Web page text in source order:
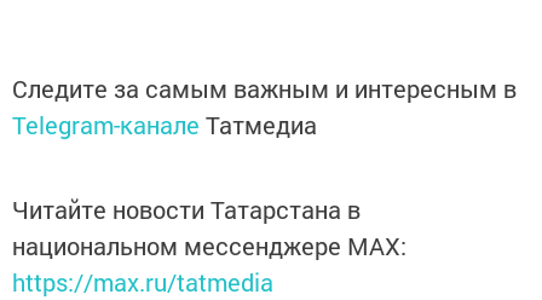
Следите за самым важным и интересным в
Telegram-канале Татмедиа
Читайте новости Татарстана в
национальном мессенджере MАХ:
https://max.ru/tatmedia